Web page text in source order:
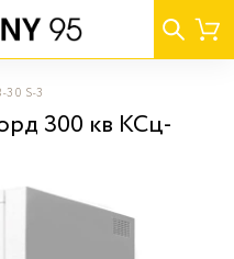
30 S-3
300 кв КСц-